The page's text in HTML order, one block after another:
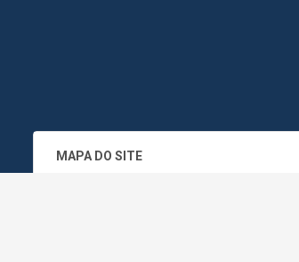
MAPA DO SITE